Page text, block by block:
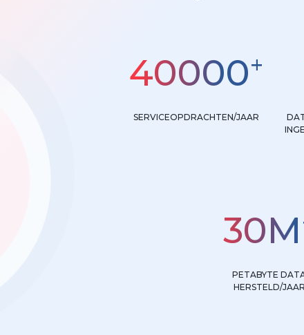
40000+
SERVICEOPDRACHTEN/JAAR
30M
PETABYTE
HERSTELD/JAAR